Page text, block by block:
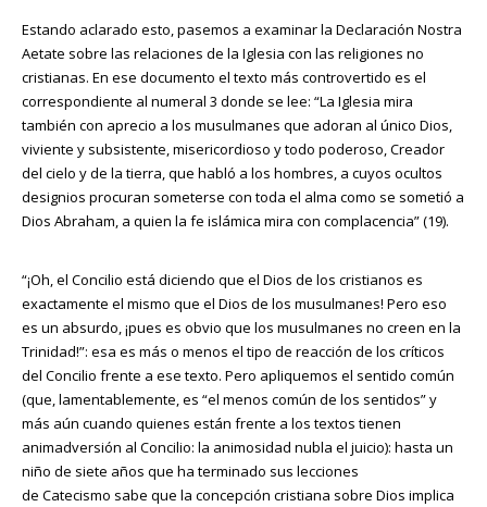
Estando aclarado esto, pasemos a examinar la Declaración Nostra
Aetate sobre las relaciones de la Iglesia con las religiones no
cristianas. En ese documento el texto más controvertido es el
correspondiente al numeral 3 donde se lee: “La Iglesia mira
también con aprecio a los musulmanes que adoran al único Dios,
viviente y subsistente, misericordioso y todo poderoso, Creador
del cielo y de la tierra, que habló a los hombres, a cuyos ocultos
designios procuran someterse con toda el alma como se sometió a
Dios Abraham, a quien la fe islámica mira con complacencia” (19).
“¡Oh, el Concilio está diciendo que el Dios de los cristianos es
exactamente el mismo que el Dios de los musulmanes! Pero eso
es un absurdo, ¡pues es obvio que los musulmanes no creen en la
Trinidad!”: esa es más o menos el tipo de reacción de los críticos
del Concilio frente a ese texto. Pero apliquemos el sentido común
(que, lamentablemente, es “el menos común de los sentidos” y
más aún cuando quienes están frente a los textos tienen
animadversión al Concilio: la animosidad nubla el juicio): hasta un
niño de siete años que ha terminado sus lecciones
de Catecismo sabe que la concepción cristiana sobre Dios implica